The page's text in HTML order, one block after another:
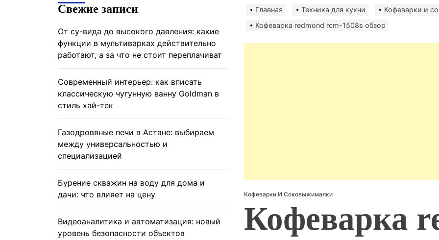
Главная Техника для кухни
Кофеварки и
Кофеварка redmond rcm-1508s обзор
Кофеварки И Соковыжималки
Кофеварка
Свежие записи
От су-вида до высокого давления: какие
функции в мультиварках действительно
работают, а за что не стоит переплачиват
Современный интерьер: как вписать
классическую чугунную ванну Goldman в
стиль хай-тек
Газодровяные печи в Астане: выбираем
между универсальностью и
специализацией
Бурение скважин на воду для дома и
дачи: что влияет на цену
Видеоаналитика и автоматизация: новый
уровень безопасности объектов